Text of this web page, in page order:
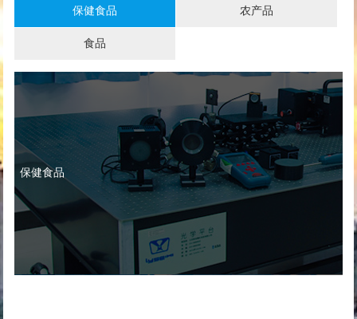
保健食品 农产品
食品
保健食品